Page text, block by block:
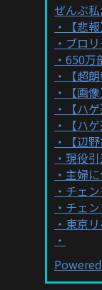
ぜんぶ
【悲
ブロ
650万
【超
【画
【ハ
【ハ
【辺
現役
主婦
チェ
チェ
東京